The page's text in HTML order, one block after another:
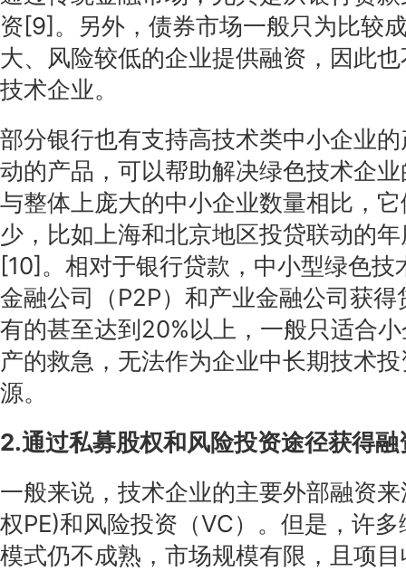
资[9]。另外，债券市场一般只为比较
大、风险较低的企业提供融资，因此
技术企业。
部分银行也有支持高技术类中小企业
动的产品，可以帮助解决绿色技术企
与整体上庞大的中小企业数量相比，
少，比如上海和北京地区投贷联动的
[10]。相对于银行贷款，中小型绿色技
金融公司（P2P）和产业金融公司获
有的甚至达到20%以上，一般只适合
产的救急，无法作为企业中长期技术
源。
2.通过私募股权和风险投资途径获得
一般来说，技术企业的主要外部融资
权PE)和风险投资（VC）。但是，许
模式仍不成熟，市场规模有限，且项